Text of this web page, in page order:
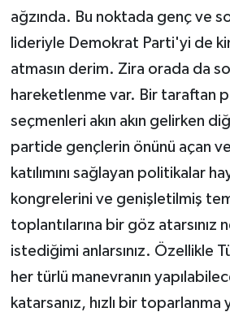
ağzında. Bu noktada genç ve
lideriyle Demokrat Parti'yi de
atmasın derim. Zira orada da
hareketlenme var. Bir taraftan
seçmenleri akın akın gelirken
partide gençlerin önünü açan
katılımını sağlayan politikalar
kongrelerini ve genişletilmiş
toplantılarına bir göz atarsınız
istediğimi anlarsınız. Özellikle
her türlü manevranın
katarsanız, hızlı bir toparlanma